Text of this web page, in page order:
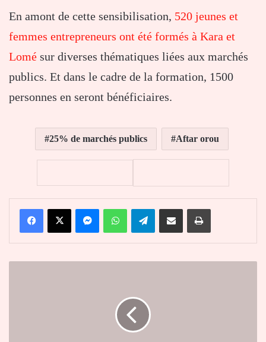
En amont de cette sensibilisation, 520 jeunes et
femmes entrepreneurs ont été formés à Kara et
Lomé sur diverses thématiques liées aux marchés
publics. Et dans le cadre de la formation, 1500
personnes en seront bénéficiaires.
25% de marchés publics Aftar orou
FacebookX MessengerWhatsAppTelegramPartager par email Imprimer